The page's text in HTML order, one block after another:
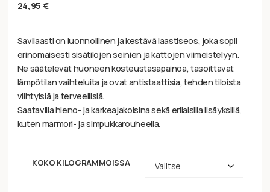
24,95 €
Savilaasti on luonnollinen ja kestävä laastiseos, joka sopii
erinomaisesti sisätilojen seinien ja kattojen viimeistelyyn.
Ne säätelevät huoneen kosteustasapainoa, tasoittavat
lämpötilan vaihteluita ja ovat antistaattisia, tehden tiloista
viihtyisiä ja terveellisiä.
Saatavilla hieno- ja karkeajakoisina sekä erilaisilla lisäyksillä,
kuten marmori- ja simpukkarouheella.
KOKO KILOGRAMMOISSA